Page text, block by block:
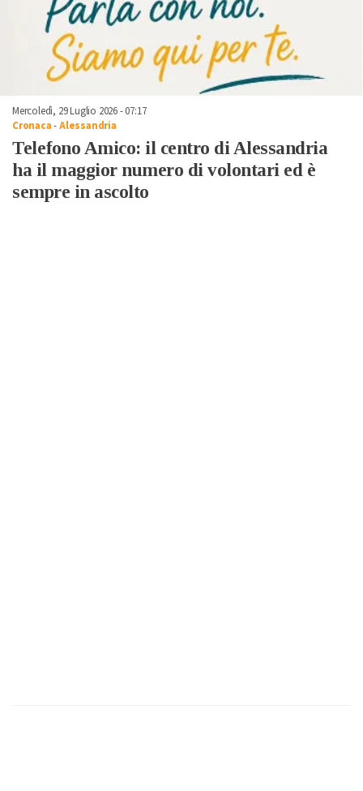
Mercoledì, 29 Luglio 2026 - 07:17
Cronaca-Alessandria
Telefono Amico: il centro di Alessandria
ha il maggior numero di volontari ed è
sempre in ascolto